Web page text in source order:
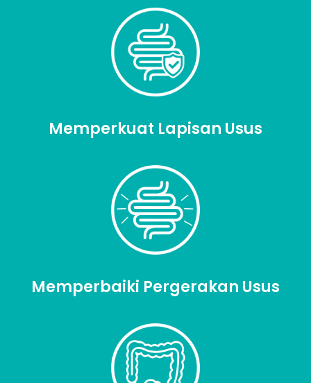
Memperkuat Lapisan Usus
Memperbaiki Pergerakan Usus